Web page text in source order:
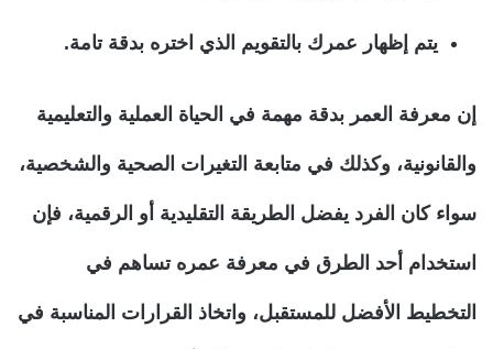
يتم إظهار عمرك بالتقويم الذي اختره بدقة تامة.
إن معرفة العمر بدقة مهمة في الحياة العملية والتعليمية
والقانونية، وكذلك في متابعة التغيرات الصحية والشخصية،
سواء كان الفرد يفضل الطريقة التقليدية أو الرقمية، فإن
استخدام أحد الطرق في معرفة عمره تساهم في
التخطيط الأفضل للمستقبل، واتخاذ القرارات المناسبة في